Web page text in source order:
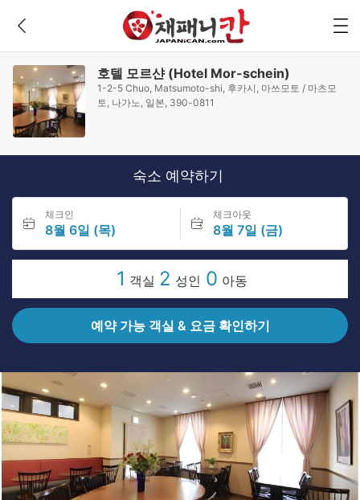
호텔 모르샨 (Hotel Mor-schein)
1-2-5 Chuo, Matsumoto-shi, 후카시, 마쓰모토 / 마츠모
토, 나가노, 일본, 390-0811
숙소 예약하기
체크인
8월 6일 (목)
체크아웃
8월 7일 (금)
1 객실 2 성인 0 아동
예약 가능 객실 & 요금 확인하기